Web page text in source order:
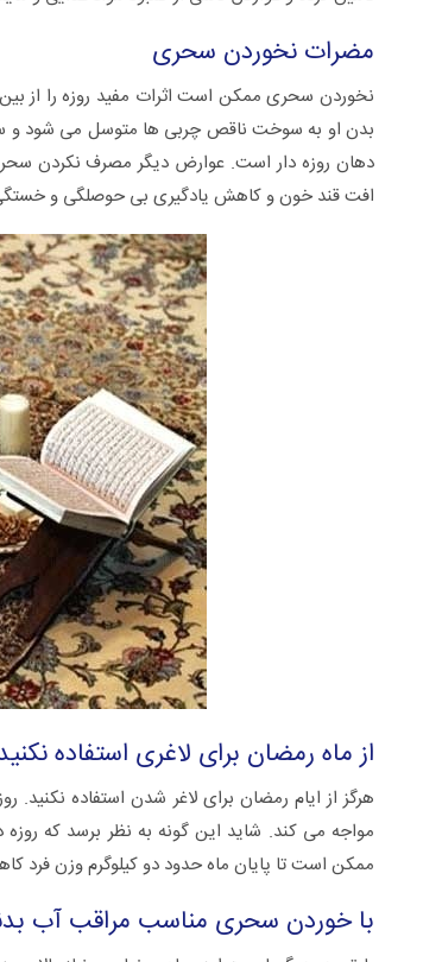
مضرات نخوردن سحری
نخوردن سحری ممکن است اثرات مفید روزه را از
بدن او به سوخت ناقص چربی ها متوسل می شود و
دهان روزه دار است. عوارض دیگر مصرف نکردن
افت قند خون و کاهش یادگیری بی حوصلگی و
از ماه رمضان برای لاغری استفاده
هرگز از ایام رمضان برای لاغر شدن استفاده
مواجه می کند. شاید این گونه به نظر برسد که
ممکن است تا پایان ماه حدود دو کیلوگرم وزن فرد
با خوردن سحری مناسب مراقب آب